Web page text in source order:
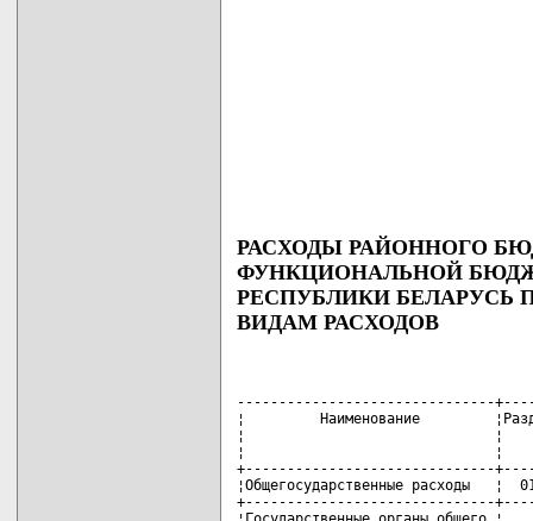
РАСХОДЫ РАЙОННОГО
ФУНКЦИОНАЛЬНОЙ
РЕСПУБЛИКИ БЕЛАРУСЬ
ВИДАМ РАСХОДОВ
-------------------------------+------+---------+---T---------------
¦         Наименование         ¦Раздел¦Подраздел¦Вид¦    Объем     ¦
¦                              ¦      ¦         ¦   ¦финансирования¦
¦                              ¦      ¦         ¦   ¦  (тыс.руб.)  ¦
+------------------------------+------+---------+---+--------------+
¦Общегосударственные расходы   ¦  01  ¦         ¦   ¦     3921657,0¦
+------------------------------+------+---------+---+--------------+
¦Государственные органы общего ¦      ¦         ¦   ¦              ¦
¦назначения                    ¦  01  ¦   01    ¦   ¦     2496437,0¦
+------------------------------+------+---------+---+--------------+
¦Органы местного управления и  ¦      ¦         ¦   ¦              ¦
¦самоуправления                ¦  01  ¦   01    ¦04 ¦     2489656,0¦
+------------------------------+------+---------+---+--------------+
¦Государственные архивы        ¦  01  ¦   01    ¦07 ¦        6781,0¦
+------------------------------+------+---------+---+--------------+
¦Резервные фонды               ¦  01  ¦   09    ¦   ¦      883100,0¦
+------------------------------+------+---------+---+--------------+
¦Резервные фонды органов       ¦      ¦         ¦   ¦              ¦
¦местного управления и         ¦      ¦         ¦   ¦              ¦
¦самоуправления                ¦  01  ¦   09    ¦04 ¦      883100,0¦
+------------------------------+------+---------+---+--------------+
¦Другие общегосударственные    ¦      ¦         ¦   ¦              ¦
¦расходы                       ¦  01  ¦   10    ¦   ¦        5000,0¦
+------------------------------+------+---------+---+--------------+
¦Иные общегосударственные      ¦      ¦         ¦   ¦              ¦
¦расходы                       ¦  01  ¦   10    ¦03 ¦        5000,0¦
+------------------------------+------+---------+---+--------------+
¦Трансферты другим уровням     ¦      ¦         ¦   ¦              ¦
¦государственного управления   ¦  01  ¦   11    ¦   ¦      537120,0¦
+------------------------------+------+---------+---+--------------+
¦Трансферты бюджетам других    ¦      ¦         ¦   ¦              ¦
¦уровней                       ¦  01  ¦   11    ¦01 ¦      537120,0¦
+------------------------------+------+---------+---+--------------+
¦Национальная оборона          ¦  02  ¦         ¦   ¦       45000,0¦
+------------------------------+------+---------+---+--------------+
¦Обеспечение военно-           ¦      ¦         ¦   ¦              ¦
¦мобилизационной и вневойсковой¦      ¦         ¦   ¦              ¦
¦подготовки                    ¦  02  ¦   02    ¦   ¦       45000,0¦
+------------------------------+------+---------+---+--------------+
¦Национальная экономика        ¦  04  ¦         ¦   ¦     1700456,0¦
+------------------------------+------+---------+---+--------------+
¦Сельское хозяйство,           ¦      ¦         ¦   ¦              ¦
¦рыбохозяйственная деятельность¦  04  ¦   02    ¦   ¦      795090,0¦
+------------------------------+------+---------+---+--------------+
¦Сельскохозяйственные          ¦      ¦         ¦   ¦              ¦
¦организации, финансируемые из ¦      ¦         ¦   ¦              ¦
¦бюджета                       ¦  04  ¦   02    ¦01 ¦      315090,0¦
+------------------------------+------+---------+---+--------------+
¦Развитие сельскохозяйственного¦      ¦         ¦   ¦              ¦
¦производства, рыбоводства и   ¦      ¦         ¦   ¦              ¦
¦переработки                   ¦      ¦         ¦   ¦              ¦
¦сельскохозяйственной продукции¦  04  ¦   02    ¦02 ¦      480000,0¦
+------------------------------+------+---------+---+--------------+
¦Промышленность, энергетика,   ¦      ¦         ¦   ¦              ¦
¦строительство и архитектура   ¦  04  ¦   04    ¦   ¦      145000,0¦
+------------------------------+------+---------+---+--------------+
¦Топливо и энергетика          ¦  04  ¦   04    ¦02 ¦      145000,0¦
+------------------------------+------+---------+---+--------------+
¦Транспорт                     ¦  04  ¦   05    ¦   ¦      675366,0¦
+------------------------------+------+---------+---+--------------+
¦Автомобильный транспорт       ¦  04  ¦   05    ¦01 ¦      675366,0¦
+------------------------------+------+---------+---+--------------+
¦Другие отрасли национальной   ¦      ¦         ¦   ¦              ¦
¦экономики                     ¦  04  ¦   08    ¦   ¦       85000,0¦
+------------------------------+------+---------+---+--------------+
¦Туризм                        ¦  04  ¦   08    ¦04 ¦       25000,0¦
+------------------------------+------+---------+---+--------------+
¦Прочие отрасли национальной   ¦      ¦         ¦   ¦              ¦
¦экономики                     ¦  04  ¦   08    ¦05 ¦       60000,0¦
+------------------------------+------+---------+---+--------------+
¦Жилищно-коммунальные услуги и ¦      ¦         ¦   ¦              ¦
¦жилищное строительство        ¦  06  ¦         ¦   ¦     4752000,0¦
+------------------------------+------+---------+---+--------------+
¦Жилищно-